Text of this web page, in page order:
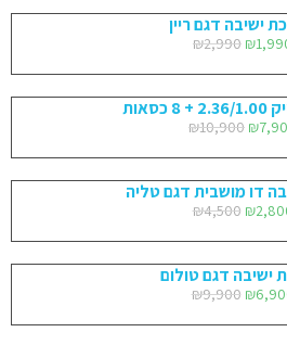
ישיבה דגם ריין
₪2,990 ₪
₪10,900 ₪
דו מושבית דגם טליה
₪4,500 ₪
ישיבה דגם טולום
₪9,900 ₪